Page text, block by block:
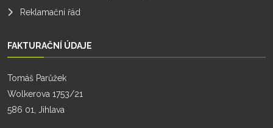
Reklamační řád
FAKTURAČNÍ ÚDAJE
Tomáš Parůžek
Wolkerova 1753/21
586 01, Jihlava